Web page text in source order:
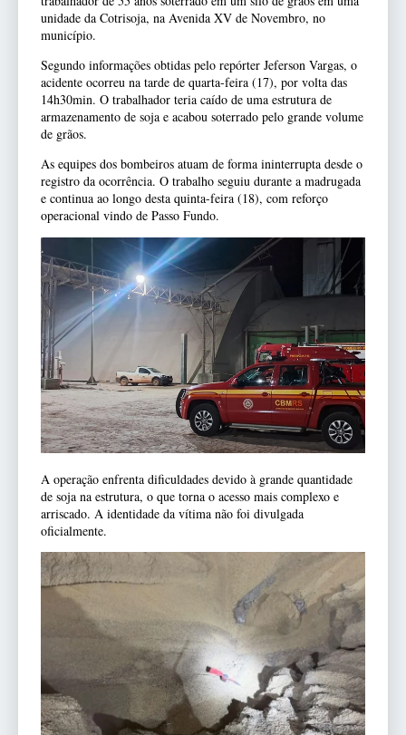
unidade da Cotrisoja, na Avenida XV de Novembro, no
município.
Segundo informações obtidas pelo repórter Jeferson Vargas, o
acidente ocorreu na tarde de quarta-feira (17), por volta das
14h30min. O trabalhador teria caído de uma estrutura de
armazenamento de soja e acabou soterrado pelo grande volume
de grãos.
As equipes dos bombeiros atuam de forma ininterrupta desde o
registro da ocorrência. O trabalho seguiu durante a madrugada
e continua ao longo desta quinta-feira (18), com reforço
operacional vindo de Passo Fundo.
A operação enfrenta dificuldades devido à grande quantidade
de soja na estrutura, o que torna o acesso mais complexo e
arriscado. A identidade da vítima não foi divulgada
oficialmente.